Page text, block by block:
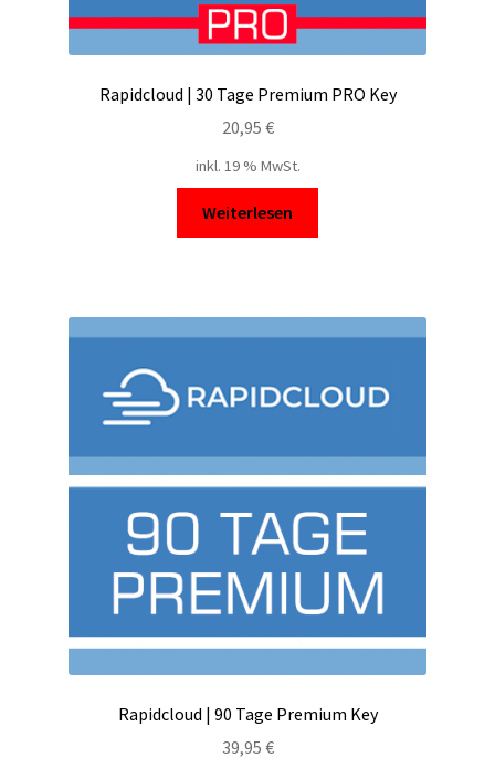
Rapidcloud | 30 Tage Premium PRO Key
20,95 €
inkl. 19 % MwSt.
Weiterlesen
Rapidcloud | 90 Tage Premium Key
39,95 €